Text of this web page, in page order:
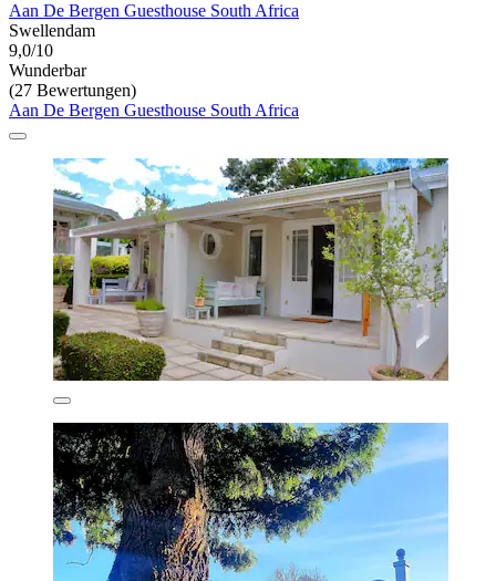
Aan De Bergen Guesthouse South Africa
Swellendam
9,0/10
Wunderbar
(27 Bewertungen)
Aan De Bergen Guesthouse South Africa